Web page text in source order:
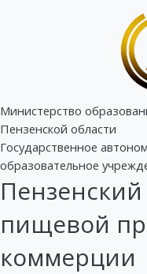
Министерство
Пензенской области
Государственное
образовательное
пищевой
коммерции